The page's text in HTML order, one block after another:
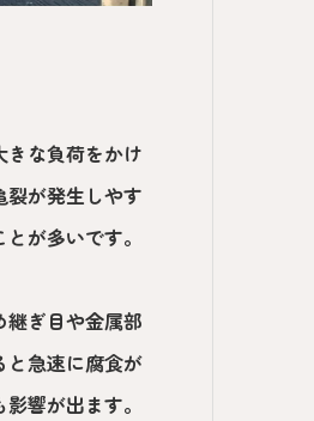
な負荷をかけ
裂が発生しやす
が多いです。
ぎ目や金属部
と急速に腐食が
響が出ます。